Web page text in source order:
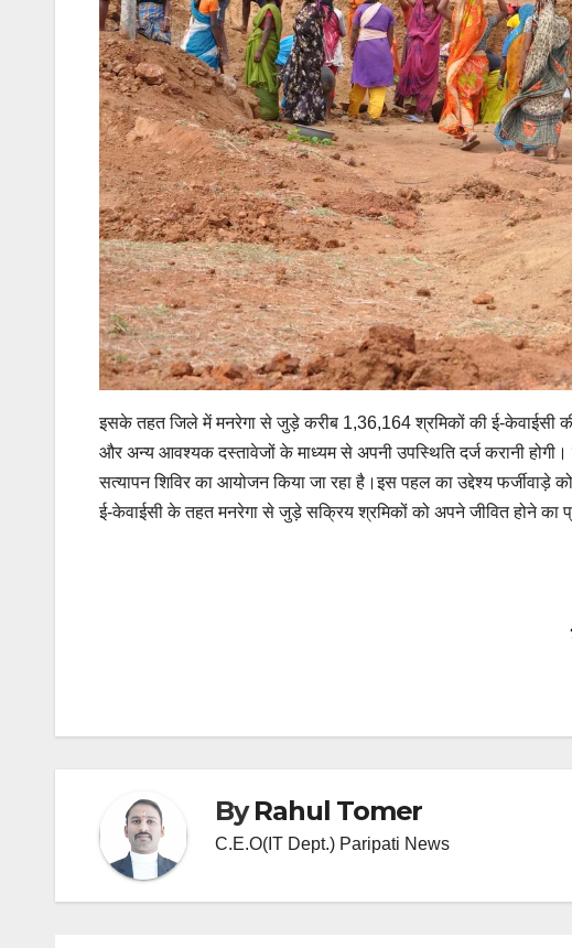
इसके तहत जिले में मनरेगा से जुड़े करीब 1,36,164 श्रमिकों की ई-केवाईसी
और अन्य आवश्यक दस्तावेजों के माध्यम से अपनी उपस्थिति दर्ज करानी
सत्यापन शिविर का आयोजन किया जा रहा है।इस पहल का उद्देश्य फर्जीवाड़े
ई-केवाईसी के तहत मनरेगा से जुड़े सक्रिय श्रमिकों को अपने जीवित होने का
ByRahul Tomer
C.E.O(IT Dept.) Paripati News